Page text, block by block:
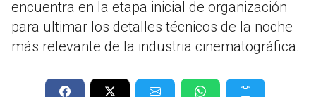
encuentra en la etapa inicial de organización
para ultimar los detalles técnicos de la noche
más relevante de la industria cinematográfica.